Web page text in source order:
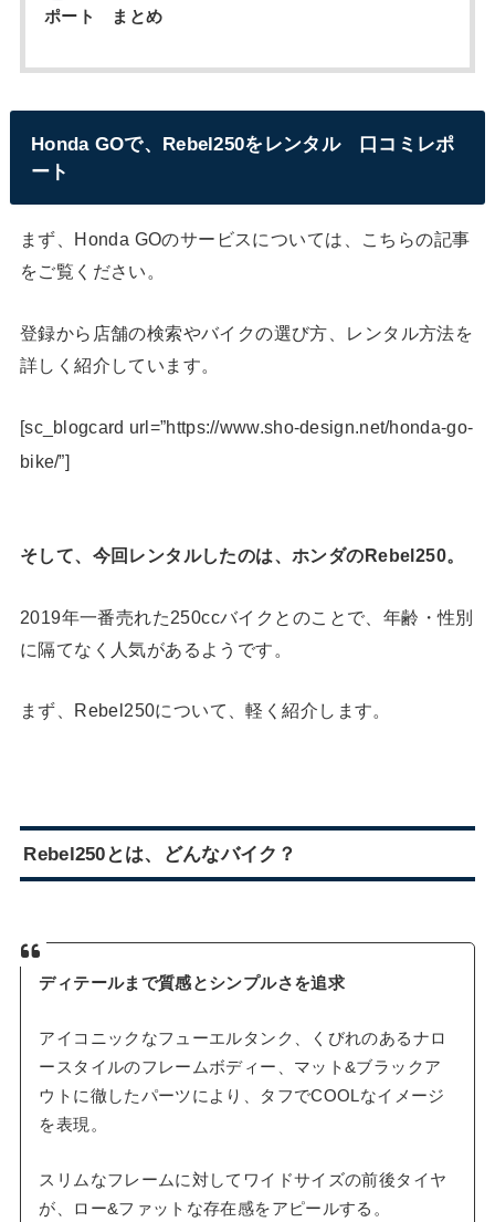
ポート まとめ
Honda GOで、Rebel250をレンタル 口コミレポ
ート
まず、Honda GOのサービスについては、こちらの記事
をご覧ください。
登録から店舗の検索やバイクの選び方、レンタル方法を
詳しく紹介しています。
[sc_blogcard url=”https://www.sho-design.net/honda-go-
bike/”]
そして、今回レンタルしたのは、ホンダのRebel250。
2019年一番売れた250ccバイクとのことで、年齢・性別
に隔てなく人気があるようです。
まず、Rebel250について、軽く紹介します。
Rebel250とは、どんなバイク？
ディテールまで質感とシンプルさを追求
アイコニックなフューエルタンク、くびれのあるナロ
ースタイルのフレームボディー、マット&ブラックア
ウトに徹したパーツにより、タフでCOOLなイメージ
を表現。
スリムなフレームに対してワイドサイズの前後タイヤ
が、ロー&ファットな存在感をアピールする。